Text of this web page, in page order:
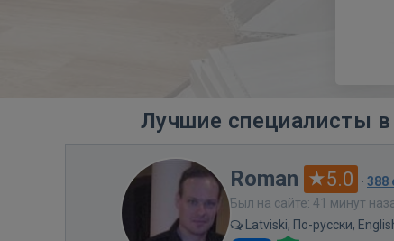
Лучшие специалисты
Roman 5.0 · 388
Был на сайте: 41 минут
Latviski, По-русски,